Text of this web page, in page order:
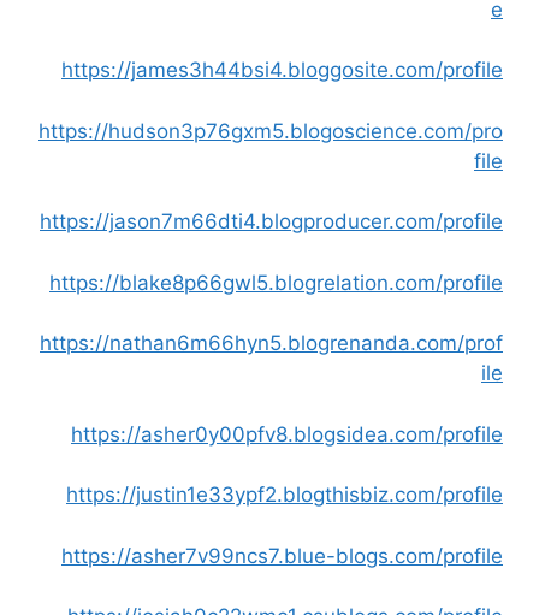
e
https://james3h44bsi4.bloggosite.com/profile
https://hudson3p76gxm5.blogoscience.com/pro
file
https://jason7m66dti4.blogproducer.com/profile
https://blake8p66gwl5.blogrelation.com/profile
https://nathan6m66hyn5.blogrenanda.com/prof
ile
https://asher0y00pfv8.blogsidea.com/profile
https://justin1e33ypf2.blogthisbiz.com/profile
https://asher7v99ncs7.blue-blogs.com/profile